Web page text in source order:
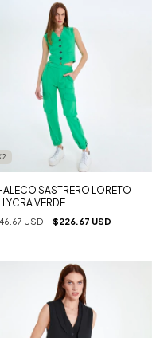
SASTRERO LORETO
LYCRA VERDE
USD $226.67 USD